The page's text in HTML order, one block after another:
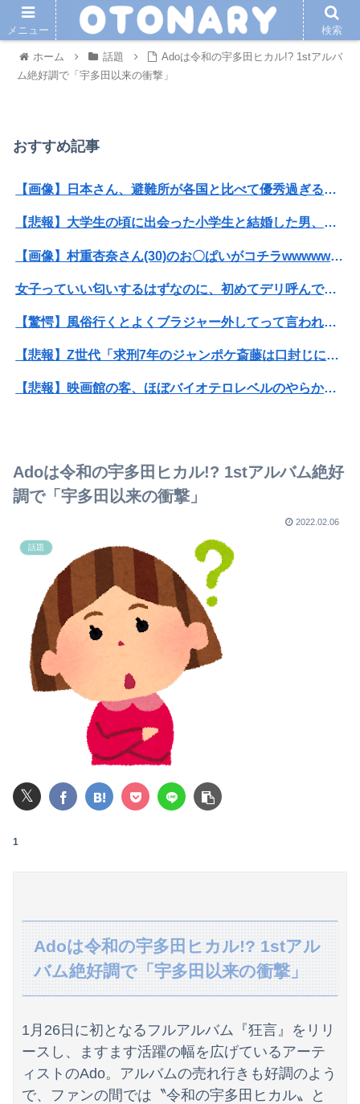
ホーム 話題
Adoは令和の宇多田ヒカル!? 1stアルバ
ム絶好調で「宇多田以来の衝撃」
おすすめ記事
【画像】日本さん、避難所が各国と比べて優秀過ぎると話題に
【悲報】大学生の頃に出会った小学生と結婚した男、めちゃくちゃ炎上してしまうwwwwwwwww
【画像】村重杏奈さん(30)のお〇ぱいがコチラwwwwwwwwwwww
女子っていい匂いするはずなのに、初めてデリ呼んで嬢を嗅いだらwww
【驚愕】風俗行くとよくブラジャー外してって言われるんだけどｗｗｗｗｗｗｗｗｗｗwwww
【悲報】Z世代「求刑7年のジャンポケ斎藤は口封じに被害者殺した方が量刑軽かっただろ」←1万いいね
【悲報】映画館の客、ほぼバイオテロレベルのやらかしで観客が避難する事態にｗｗｗｗ
【悲報】コロオギ食を広めようとして倒産した人、全く諦めて居なかった
子供の頃、野性的だった方どんな遊びしてましたか？
【BLEACH】この人（？）極悪すぎない？
日本をダメにした総理大臣と言えば？
【画像】講談社さん、ミスマガジンで児童を性搾取してしまうｗｗｗｗｗｗｗｗｗ
佐久間宣行『（井上和に対して）あの子売れますよ』
【画像】芋系女子大生「え～！？ 私と付き合いたい？ 私脱いだらこんなんだけどいいの…？🥺」
Adoは令和の宇多田ヒカル!? 1stアルバム絶好
調で「宇多田以来の衝撃」
2022.02.06
話題
𝕏
1
Adoは令和の宇多田ヒカル!? 1stアル
バム絶好調で「宇多田以来の衝撃」
1月26日に初となるフルアルバム『狂言』をリリ
ースし、ますます活躍の幅を広げているアーテ
ィストのAdo。アルバムの売れ行きも好調のよう
で、ファンの間では〝令和の宇多田ヒカル〟と
メニュー 検索